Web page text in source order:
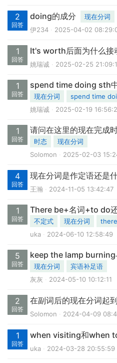
2
回答
doing的成分
现在分词
伊234
2025-04-02
1
回答
It's worth后面为什么接
姚瑞诚
2025-02-25
1
回答
spend time doing sth
现在分词 spend time
姚瑞诚
2025-02-19
1
回答
请问在这里的现在完成
时态
现在分词
Solomon
2025-02-03
4
回答
现在分词是作定语还是
王瀚
2024-11-05 13:42:47
1
回答
There be+名词+to do
不定式 现在分词
uka
2024-06-10 12:58:49
5
回答
keep the lamp
现在分词
宾语补足语
灰灰
2024-05-10 10:12:11
2
回答
在副词后的现在分词起
Solomon
2024-04-09
1
回答
when visiting和when
uka
2024-03-28 20:55:59